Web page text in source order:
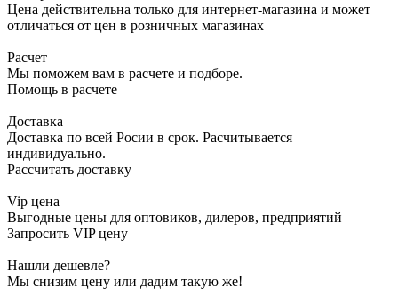
Цена действительна только для интернет-магазина и может
отличаться от цен в розничных магазинах
Расчет
Мы поможем вам в расчете и подборе.
Помощь в расчете
Доставка
Доставка по всей Росии в срок. Расчитывается
индивидуально.
Рассчитать доставку
Vip цена
Выгодные цены для оптовиков, дилеров, предприятий
Запросить VIP цену
Нашли дешевле?
Мы снизим цену или дадим такую же!